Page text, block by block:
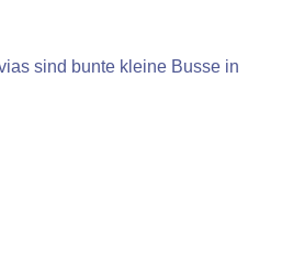
sind bunte kleine Busse in